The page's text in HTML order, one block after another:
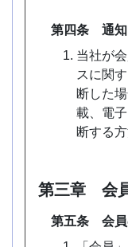
第四条 通知
当社が
スに関
断した
載、電
断する
第三章 会
第五条 会員